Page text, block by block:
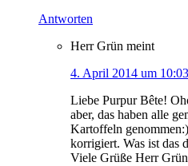
Antworten
Herr Grün meint
4. April 2014 um 10:03
Liebe Purpur Bête!
aber, das haben alle
Kartoffeln
korrigiert. Was ist das
Viele Grüße Herr Grün